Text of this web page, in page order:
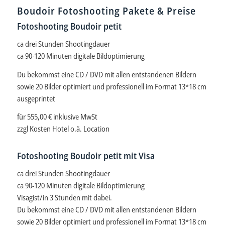
Boudoir Fotoshooting Pakete & Preise
Fotoshooting Boudoir petit
ca drei Stunden Shootingdauer
ca 90-120 Minuten digitale Bildoptimierung
Du bekommst eine CD / DVD mit allen entstandenen Bildern
sowie 20 Bilder optimiert und professionell im Format 13*18 cm
ausgeprintet
für 555,00 € inklusive MwSt
zzgl Kosten Hotel o.ä. Location
Fotoshooting Boudoir petit mit Visa
ca drei Stunden Shootingdauer
ca 90-120 Minuten digitale Bildoptimierung
Visagist/in 3 Stunden mit dabei.
Du bekommst eine CD / DVD mit allen entstandenen Bildern
sowie 20 Bilder optimiert und professionell im Format 13*18 cm